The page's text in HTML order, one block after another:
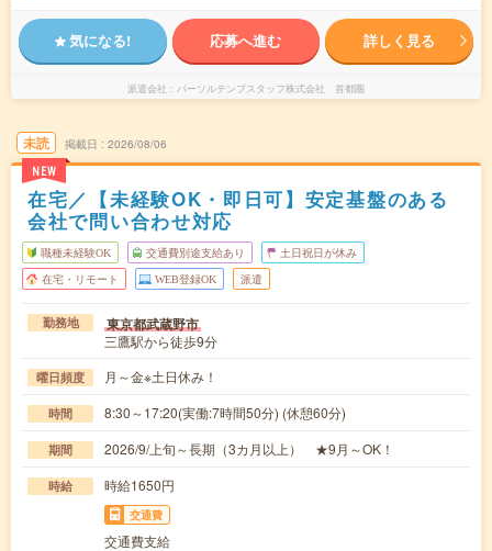
気になる! 応募へ進む 詳しく見る
派遣会社 パーソルテンプスタッフ株式会社 首都圏
未読
NEW
掲載日 2026/08/06
在宅／【未経験OK・即日可】安定基盤のある
会社で問い合わせ対応
職種未経験OK 交通費別途支給あり 土日祝日が休み
在宅・リモート WEB登録OK 派遣
勤務地 東京都武蔵野市
三鷹駅から徒歩9分
曜日頻度 月～金※土日休み！
時間 8:30～17:20(実働:7時間50分) (休憩60分)
期間 2026/9/上旬～長期（3カ月以上） ★9月～OK！
時給 時給1650円
交通費
交通費支給